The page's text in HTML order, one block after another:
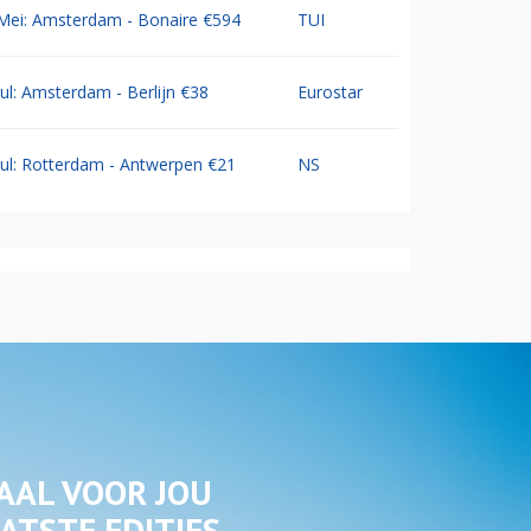
Amsterdam - Bonaire €594 TUI
Amsterdam - Berlijn €38 Eurostar
Rotterdam - Antwerpen €21 NS
VOOR JOU